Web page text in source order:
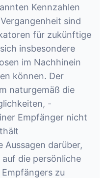
Kennzahlen
sind
für zukünftige
insbesondere
im Nachhinein
können. Der
naturgemäß die
-
Empfänger nicht
Aussagen darüber,
die persönliche
zu